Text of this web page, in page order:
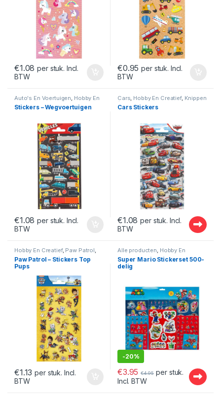
€1.08 per stuk. Incl.
BTW
€0.95 per stuk. Incl.
BTW
Auto's En Voertuigen, Hobby En
Creatief Knippen / Plakken
Stickers
Stickers – Wegvoertuigen
€1.08 per stuk. Incl.
BTW
Cars, Hobby En Creatief, Knippen
/ Plakken Stickers
Cars Stickers
€1.08 per stuk. Incl.
BTW
Hobby En Creatief, Paw Patrol,
Stickers
Paw Patrol – Stickers Top
Pups
€1.13 per stuk. Incl.
BTW
Alle producten, Hobby En
Creatief,Stickers, Super Mario
Super Mario Stickerset 500-
delig
-20%
€3.95 €4.95 per stuk.
Incl. BTW